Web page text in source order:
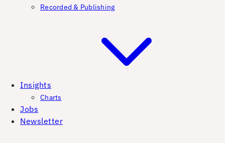
Recorded & Publishing
Insights
Charts
Jobs
Newsletter